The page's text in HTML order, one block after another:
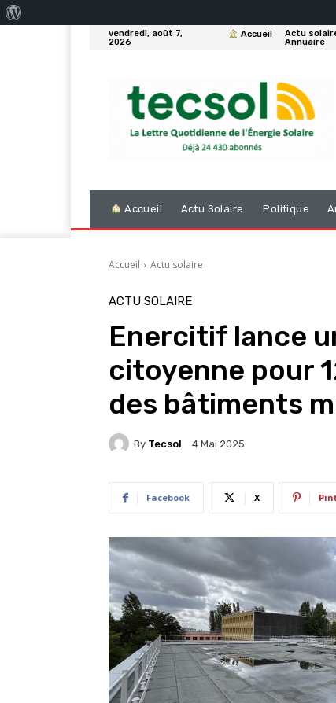
vendredi, août 7,
2026
Accueil Actu
Annuaire
Accueil Actu Solaire Politique
Accueil Actu solaire
ACTU SOLAIRE
Enercitif lance
citoyenne pour
des bâtiments
By Tecsol 4 Mai 2025
Facebook X